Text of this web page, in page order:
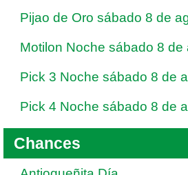
Pijao de Oro sábado 8 de
Motilon Noche sábado 8 de
Pick 3 Noche sábado 8 de
Pick 4 Noche sábado 8 de
Chances